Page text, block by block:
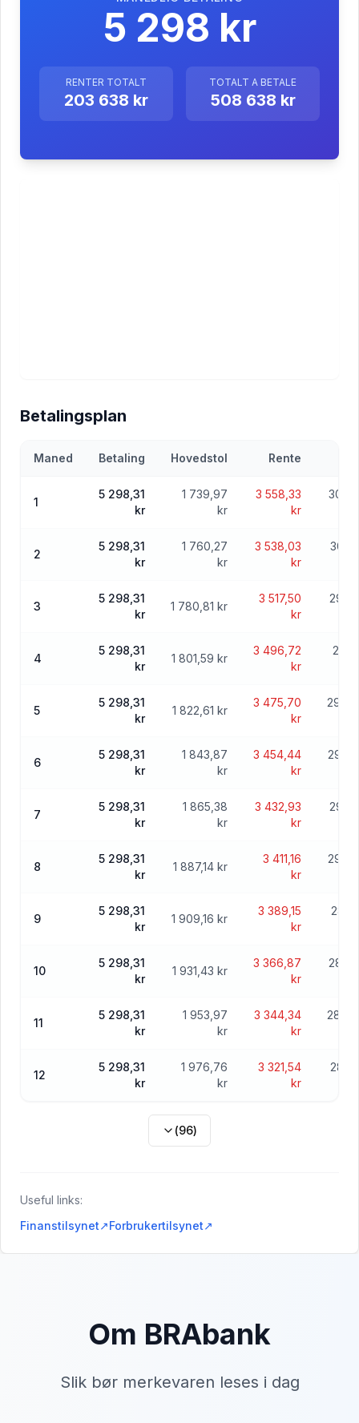
5 298 kr
RENTER TOTALT
203 638 kr
TOTALT A BETALE
508 638 kr
Betalingsplan
Maned Betaling Hovedstol Rente
1
5 298,31
kr
1 739,97
kr
3 558,33
kr
303
2
5 298,31
kr
1 760,27
kr
3 538,03
kr
301
3
5 298,31
kr
1 780,81 kr
3 517,50
kr
299
4
5 298,31
kr
1 801,59 kr
3 496,72
kr
297
5
5 298,31
kr
1 822,61 kr
3 475,70
kr
296
6
5 298,31
kr
1 843,87
kr
3 454,44
kr
294
7
5 298,31
kr
1 865,38
kr
3 432,93
kr
292
8
5 298,31
kr
1 887,14 kr
3 411,16
kr
290
9
5 298,31
kr
1 909,16 kr
3 389,15
kr
288
10
5 298,31
kr
1 931,43 kr
3 366,87
kr
286
11
5 298,31
kr
1 953,97
kr
3 344,34
kr
284
12
5 298,31
kr
1 976,76
kr
3 321,54
kr
282
(96)
Useful links:
Finanstilsynet↗Forbrukertilsynet↗
Om BRAbank
Slik bør merkevaren leses i dag